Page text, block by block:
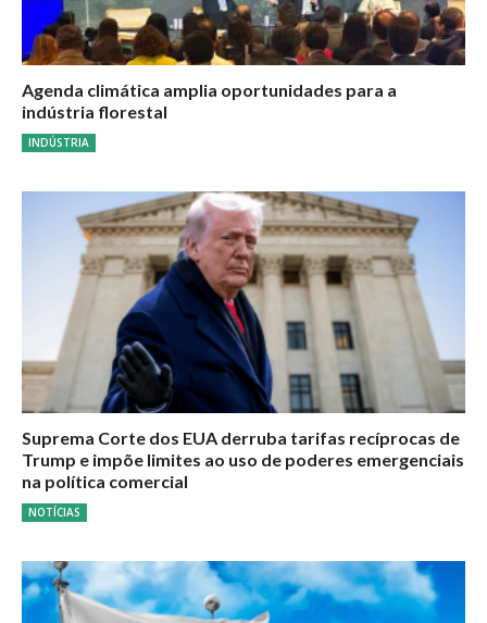
Agenda climática amplia oportunidades para a
indústria florestal
INDÚSTRIA
Suprema Corte dos EUA derruba tarifas recíprocas de
Trump e impõe limites ao uso de poderes emergenciais
na política comercial
NOTÍCIAS